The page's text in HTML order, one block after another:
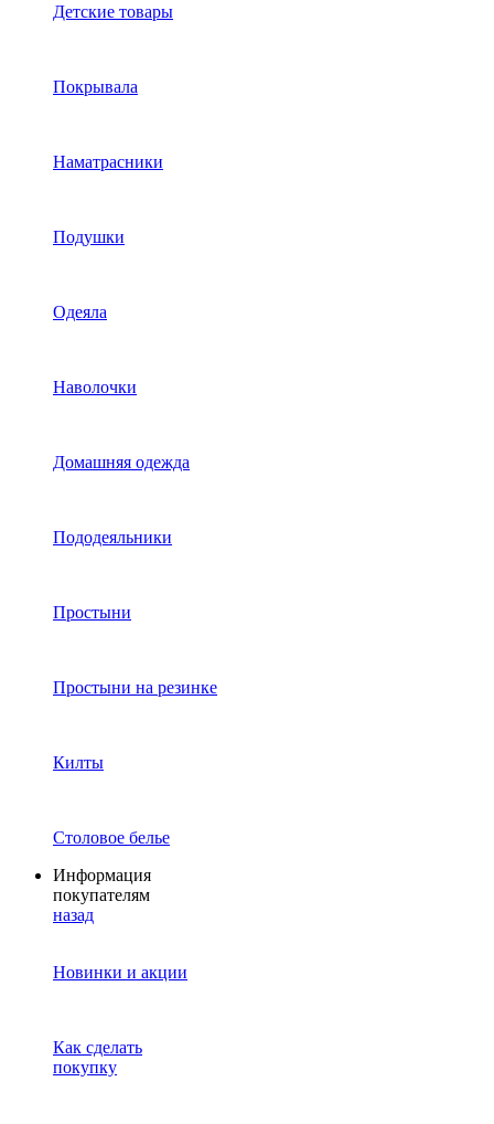
Детские товары
Покрывала
Наматрасники
Подушки
Одеяла
Наволочки
Домашняя одежда
Пододеяльники
Простыни
Простыни на резинке
Килты
Столовое белье
Информация
покупателям
назад
Новинки и акции
Как сделать
покупку